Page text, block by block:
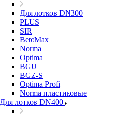
Для лотков DN300
PLUS
SIR
BetoMax
Norma
Optima
BGU
BGZ-S
Optima Profi
Norma пластиковые
Для лотков DN400